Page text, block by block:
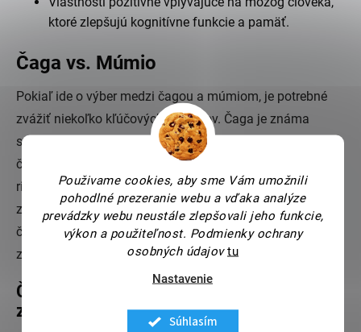
Použivame cookies, aby sme Vám umožnili
pohodlné prezeranie webu a vďaka analýze
prevádzky webu neustále zlepšovali jeho funkcie,
výkon a použiteľnost. Podmienky ochrany
osobných údajov tu
Nastavenie
Súhlasím
ktoré zlepšujú kognitívne funkcie a pamäť.
Čaga vs. Múmio
Pokiaľ ide o výber medzi čagou a múmiom, je potrebné
zvážiť niekoľko kľúčových rozdielov. Čaga je známa
svojimi silnými antioxidačnými vlastnosťami, vďaka
čomu je vynikajúcou voľbou pre tých, ktorí chcú znížiť
riziko chronických ochorení. Na druhej strane je Múmio
známe svojimi vlastnosťami zvyšujúcimi energiu, vďaka
čomu je skvelou voľbou pre športovcov a tých, ktorí chcú
zlepšiť svoj fyzický výkon.
Čaga aj múmio sú dobrou voľbou pre vaše
zdravie